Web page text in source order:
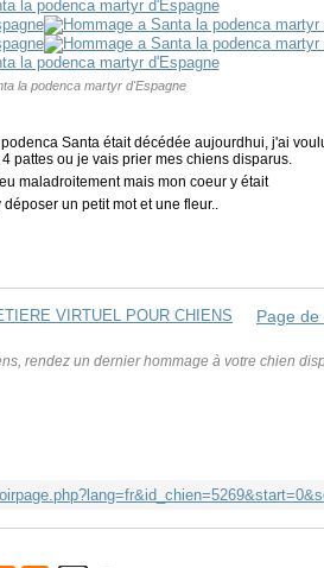
la podenca martyr d'Espagne
Santa était décédée aujourdhui, j'ai
pattes ou je vais prier mes chiens disparus.
maladroitement mais mon coeur y était
un petit mot et une fleur..
rendez un dernier hommage à votre chien